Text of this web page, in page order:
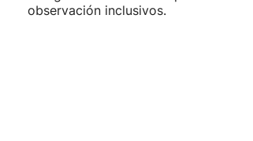
observación inclusivos.